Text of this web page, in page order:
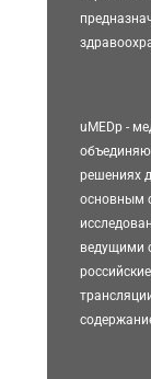
uMEDp -
решениях
основным
ведущими